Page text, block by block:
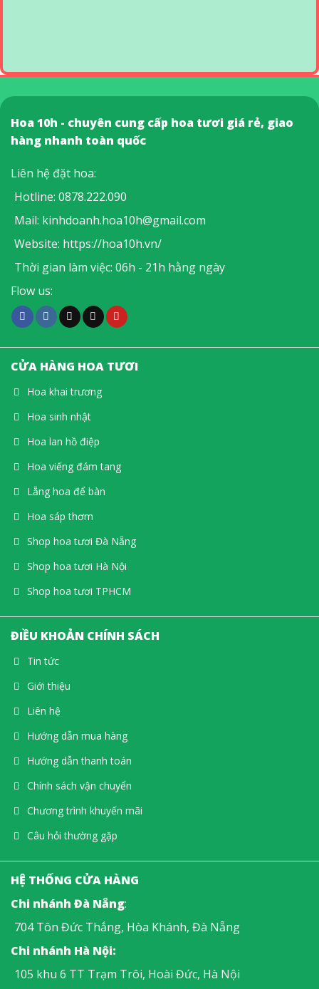
Hoa 10h - chuyên cung cấp hoa tươi giá rẻ, giao
hàng nhanh toàn quốc
Liên hệ đặt hoa:
Hotline: 0878.222.090
Mail: kinhdoanh.hoa10h@gmail.com
Website: https://hoa10h.vn/
Thời gian làm việc: 06h - 21h hằng ngày
Flow us:
CỬA HÀNG HOA TƯƠI
Hoa khai trương
Hoa sinh nhật
Hoa lan hồ điệp
Hoa viếng đám tang
Lẵng hoa để bàn
Hoa sáp thơm
Shop hoa tươi Đà Nẵng
Shop hoa tươi Hà Nội
Shop hoa tươi TPHCM
ĐIỀU KHOẢN CHÍNH SÁCH
Tin tức
Giới thiệu
Liên hệ
Hướng dẫn mua hàng
Hướng dẫn thanh toán
Chính sách vận chuyển
Chương trình khuyến mãi
Câu hỏi thường gặp
HỆ THỐNG CỬA HÀNG
Chi nhánh Đà Nẵng:
704 Tôn Đức Thắng, Hòa Khánh, Đà Nẵng
Chi nhánh Hà Nội:
105 khu 6 TT Trạm Trôi, Hoài Đức, Hà Nội